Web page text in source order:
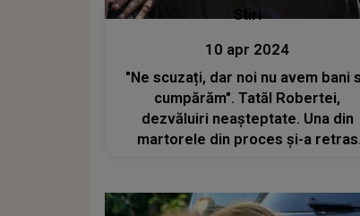
Stiri
10 apr 2024
"Ne scuzați, dar noi nu avem bani
cumpărăm". Tatăl Robertei,
dezvăluiri neașteptate. Una din
martorele din proces și-a retras